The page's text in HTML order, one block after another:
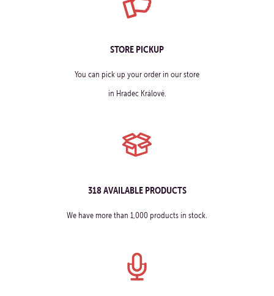
STORE PICKUP
You can pick up your order in our store
in Hradec Králové.
318 AVAILABLE PRODUCTS
We have more than 1,000 products in stock.